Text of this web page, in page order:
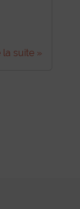
la suite »